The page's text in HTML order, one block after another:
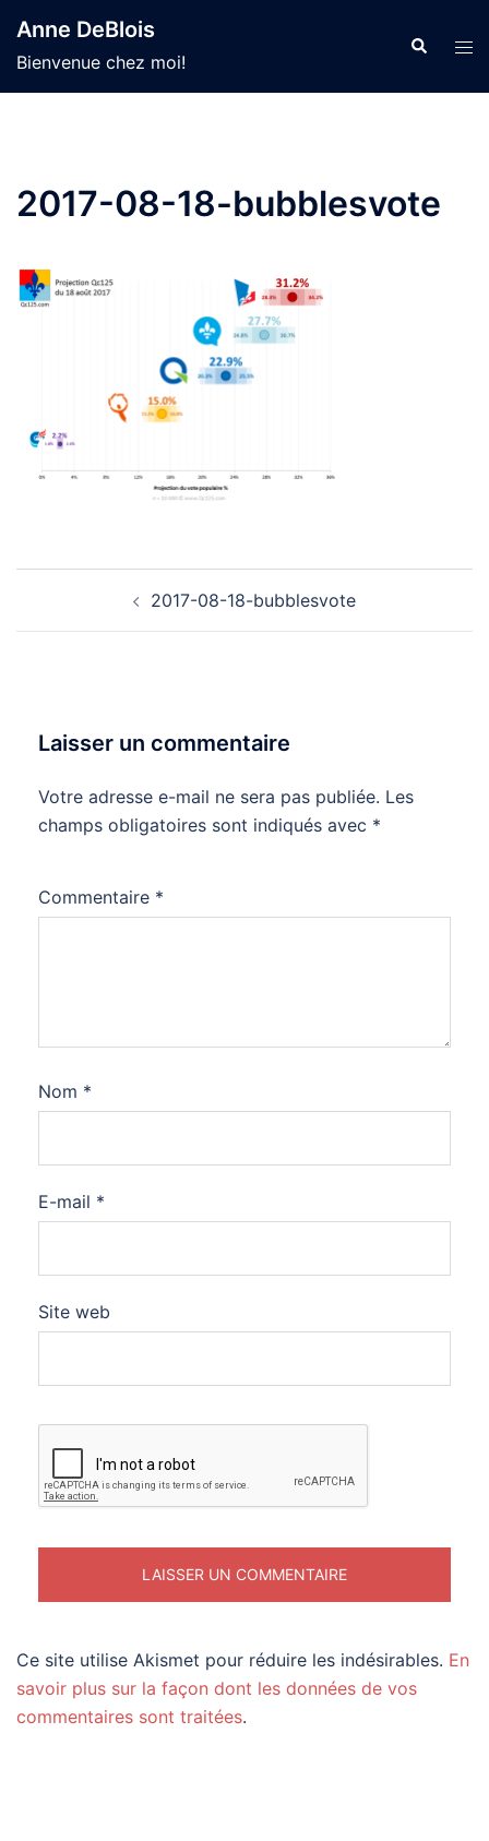
au
contenu
Anne DeBlois
Bienvenue chez moi!
2017-08-18-bubblesvote
2017-08-18-bubblesvote
Laisser un commentaire
Votre adresse e-mail ne sera pas publiée. Les
champs obligatoires sont indiqués avec *
Commentaire *
Nom *
E-mail *
Site web
Ce site utilise Akismet pour réduire les indésirables. En
savoir plus sur la façon dont les données de vos
commentaires sont traitées.